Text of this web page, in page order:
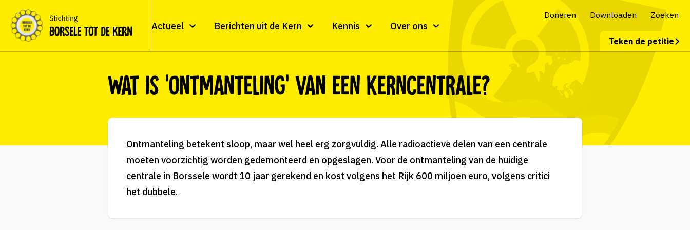
Actueel Berichten uit de Kern Kennis Over ons
Doneren Downloaden Zoeken
Teken de petitie
Wat is ‘ontmanteling’ van een kerncentrale?
Ontmanteling betekent sloop, maar wel heel erg zorgvuldig. Alle radioactieve delen van een centrale
moeten voorzichtig worden gedemonteerd en opgeslagen. Voor de ontmanteling van de huidige
centrale in Borssele wordt 10 jaar gerekend en kost volgens het Rijk 600 miljoen euro, volgens critici
het dubbele.